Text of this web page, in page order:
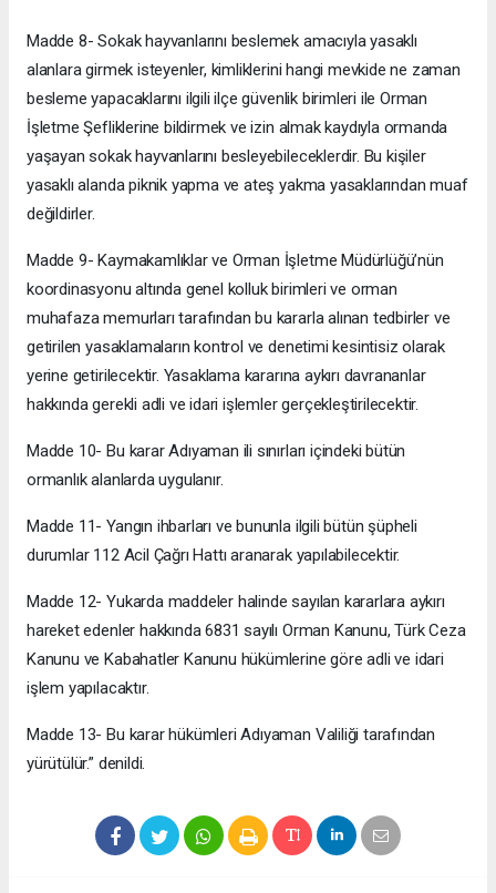
Madde 8- Sokak hayvanlarını beslemek amacıyla yasaklı
alanlara girmek isteyenler, kimliklerini hangi mevkide ne zaman
besleme yapacaklarını ilgili ilçe güvenlik birimleri ile Orman
İşletme Şefliklerine bildirmek ve izin almak kaydıyla ormanda
yaşayan sokak hayvanlarını besleyebileceklerdir. Bu kişiler
yasaklı alanda piknik yapma ve ateş yakma yasaklarından muaf
değildirler.
Madde 9- Kaymakamlıklar ve Orman İşletme Müdürlüğü’nün
koordinasyonu altında genel kolluk birimleri ve orman
muhafaza memurları tarafından bu kararla alınan tedbirler ve
getirilen yasaklamaların kontrol ve denetimi kesintisiz olarak
yerine getirilecektir. Yasaklama kararına aykırı davrananlar
hakkında gerekli adli ve idari işlemler gerçekleştirilecektir.
Madde 10- Bu karar Adıyaman ili sınırları içindeki bütün
ormanlık alanlarda uygulanır.
Madde 11- Yangın ihbarları ve bununla ilgili bütün şüpheli
durumlar 112 Acil Çağrı Hattı aranarak yapılabilecektir.
Madde 12- Yukarda maddeler halinde sayılan kararlara aykırı
hareket edenler hakkında 6831 sayılı Orman Kanunu, Türk Ceza
Kanunu ve Kabahatler Kanunu hükümlerine göre adli ve idari
işlem yapılacaktır.
Madde 13- Bu karar hükümleri Adıyaman Valiliği tarafından
yürütülür.” denildi.